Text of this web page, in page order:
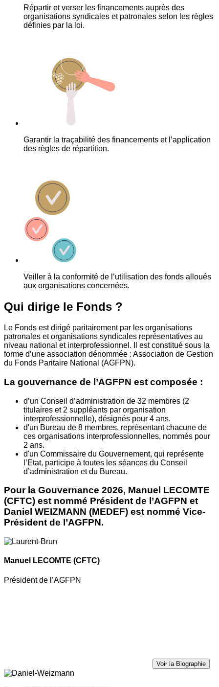
Répartir et verser les financements auprès des
organisations syndicales et patronales selon les règles
définies par la loi.
Garantir la traçabilité des financements et l’application
des règles de répartition.
Veiller à la conformité de l’utilisation des fonds alloués
aux organisations concernées.
Qui dirige le Fonds ?
Le Fonds est dirigé paritairement par les organisations
patronales et organisations syndicales représentatives au
niveau national et interprofessionnel. Il est constitué sous la
forme d’une association dénommée : Association de Gestion
du Fonds Paritaire National (AGFPN).
La gouvernance de l’AGFPN est composée :
d’un Conseil d’administration de 32 membres (2
titulaires et 2 suppléants par organisation
interprofessionnelle), désignés pour 4 ans.
d'un Bureau de 8 membres, représentant chacune de
ces organisations interprofessionnelles, nommés pour
2 ans.
d'un Commissaire du Gouvernement, qui représente
l’Etat, participe à toutes les séances du Conseil
d’administration et du Bureau.
Pour la Gouvernance 2026, Manuel LECOMTE
(CFTC) est nommé Président de l’AGFPN et
Daniel WEIZMANN (MEDEF) est nommé Vice-
Président de l’AGFPN.
Manuel LECOMTE (CFTC)
Président de l’AGFPN
Voir la Biographie